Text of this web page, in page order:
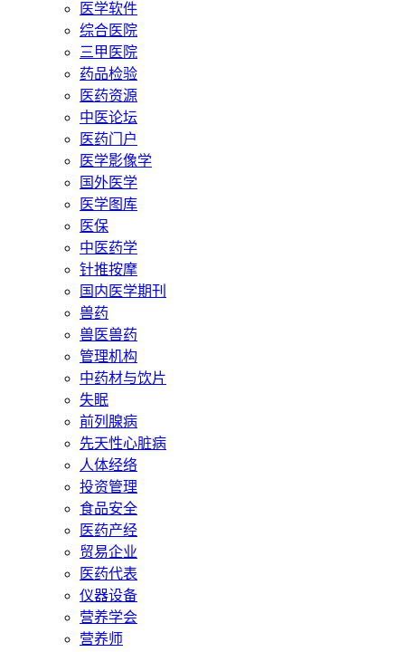
医学软件
综合医院
三甲医院
药品检验
医药资源
中医论坛
医药门户
医学影像学
国外医学
医学图库
医保
中医药学
针推按摩
国内医学期刊
兽药
兽医兽药
管理机构
中药材与饮片
失眠
前列腺病
先天性心脏病
人体经络
投资管理
食品安全
医药产经
贸易企业
医药代表
仪器设备
营养学会
营养师